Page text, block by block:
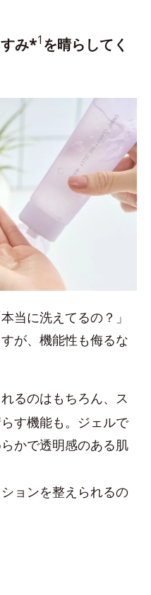
み*1 を晴らしてく
当に洗えてるの？」
が、機能性も侮るな
るのはもちろん、ス
す機能も。ジェルで
かで透明感のある肌
ョンを整えられるの